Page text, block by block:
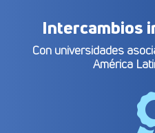
Intercambios
Con universidades
América